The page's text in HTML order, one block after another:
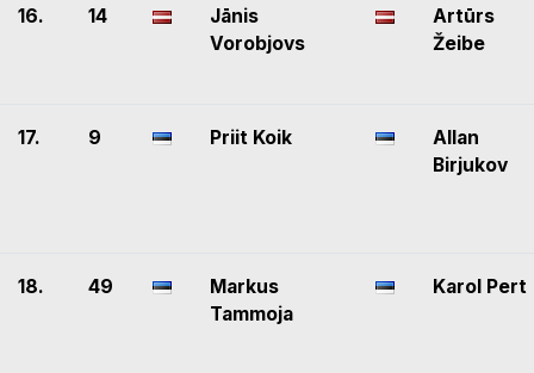
16. 14
Jānis
Vorobjovs
Artūrs
Žeibe
17. 9 Priit Koik
Allan
Birjukov
18. 49
Markus
Tammoja
Karol Pert